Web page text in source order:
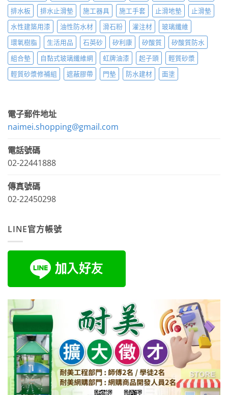
排水板
排水止滑墊 施工器具 施工手套 止滑地墊
止滑墊
水性建築用漆
油性防水材 滑石粉 灌注材
玻璃纖維
環氧樹脂
生活用品 石英砂 矽利康 矽酸質
矽酸質防水
組合墊
自黏式玻璃纖維網 虹牌油漆 起子頭
輕質砂漿
輕質砂漿修補組
遮蔽膠帶 門墊 防水建材 面塗
電子郵件地址
naimei.shopping@gmail.com
電話號碼
02-22441888
傳真號碼
02-22450298
LINE官方帳號